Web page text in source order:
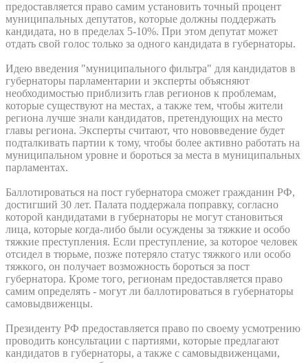
предоставляется право самим установить точный процент
муниципальных депутатов, которые должны поддержать
кандидата, но в пределах 5-10%. При этом депутат может
отдать свой голос только за одного кандидата в губернаторы.
Идею введения "муниципального фильтра" для кандидатов в
губернаторы парламентарии и эксперты объясняют
необходимостью приблизить глав регионов к проблемам,
которые существуют на местах, а также тем, чтобы жители
региона лучше знали кандидатов, претендующих на место
главы региона. Эксперты считают, что нововведение будет
подталкивать партии к тому, чтобы более активно работать на
муниципальном уровне и бороться за места в муниципальных
парламентах.
Баллотироваться на пост губернатора сможет гражданин РФ,
достигший 30 лет. Палата поддержала поправку, согласно
которой кандидатами в губернаторы не могут становиться
лица, которые когда-либо были осуждены за тяжкие и особо
тяжкие преступления. Если преступление, за которое человек
отсидел в тюрьме, позже потеряло статус тяжкого или особо
тяжкого, он получает возможность бороться за пост
губернатора. Кроме того, регионам предоставляется право
самим определять - могут ли баллотироваться в губернаторы
самовыдвиженцы.
Президенту РФ предоставляется право по своему усмотрению
проводить консультации с партиями, которые предлагают
кандидатов в губернаторы, а также с самовыдвиженцами,